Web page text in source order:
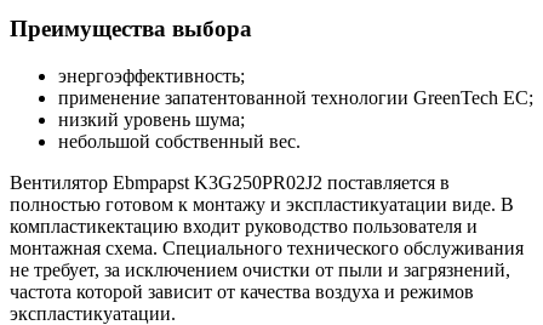
Преимущества выбора
энергоэффективность;
применение запатентованной технологии GreenTech EC;
низкий уровень шума;
небольшой собственный вес.
Вентилятор Ebmpapst K3G250PR02J2 поставляется в
полностью готовом к монтажу и экспластикуатации виде. В
компластикектацию входит руководство пользователя и
монтажная схема. Специального технического обслуживания
не требует, за исключением очистки от пыли и загрязнений,
частота которой зависит от качества воздуха и режимов
экспластикуатации.